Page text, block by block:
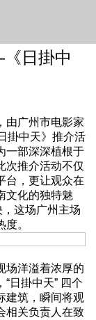
日掛中
由广州市电影家
掛中天》推介活
一部深深植根于
次推介活动不仅
台，更让观众在
文化的独特魅
这场广州主场
。
场洋溢着浓厚的
日掛中天” 四个
建筑，瞬间将观
相关负责人在致